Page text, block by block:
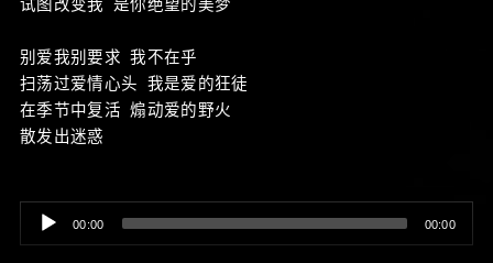
别爱我别要求 我不在乎
扫荡过爱情心头 我是爱的狂徒
在季节中复活 煽动爱的野火
散发出迷惑
Audio
Player
00:00 00:00